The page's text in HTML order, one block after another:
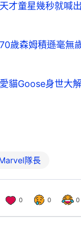
天才童星幾秒就
70歲森姆積遜毫
愛貓Goose身世
隊長
0 0 0